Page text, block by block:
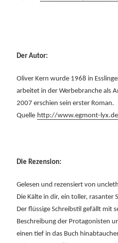
Der Autor:
Oliver Kern wurde 1968 in
arbeitet in der Werbebranche als
2007 erschien sein erster Roman.
Quelle http://www.egmont-
Die Rezension:
Gelesen und rezensiert von
Die Kälte in dir, ein toller, rasanter
Der flüssige Schreibstil gefällt mit
Beschreibung der Protagonisten
einen tief in das Buch